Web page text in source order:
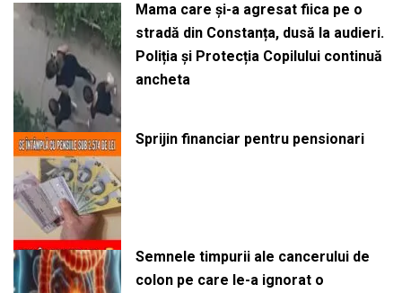
Mama care și-a agresat fiica pe o
stradă din Constanța, dusă la audieri.
Poliția și Protecția Copilului continuă
ancheta
Sprijin financiar pentru pensionari
Semnele timpurii ale cancerului de
colon pe care le-a ignorat o